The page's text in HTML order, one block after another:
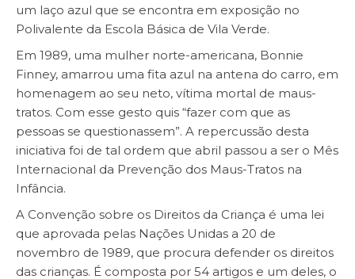
um laço azul que se encontra em exposição no
Polivalente da Escola Básica de Vila Verde.
Em 1989, uma mulher norte-americana, Bonnie
Finney, amarrou uma fita azul na antena do carro, em
homenagem ao seu neto, vítima mortal de maus-
tratos. Com esse gesto quis “fazer com que as
pessoas se questionassem”. A repercussão desta
iniciativa foi de tal ordem que abril passou a ser o Mês
Internacional da Prevenção dos Maus-Tratos na
Infância.
A Convenção sobre os Direitos da Criança é uma lei
que aprovada pelas Nações Unidas a 20 de
novembro de 1989, que procura defender os direitos
das crianças. É composta por 54 artigos e um deles, o